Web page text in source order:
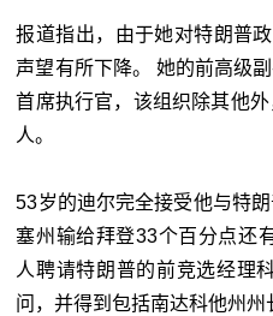
报道指出，由于她对特朗普
声望有所下降。 她的前高级
首席执行官，该组织除其他
人。
53岁的迪尔完全接受他与特
塞州输给拜登33个百分点还
人聘请特朗普的前竞选经理
问，并得到包括南达科他州